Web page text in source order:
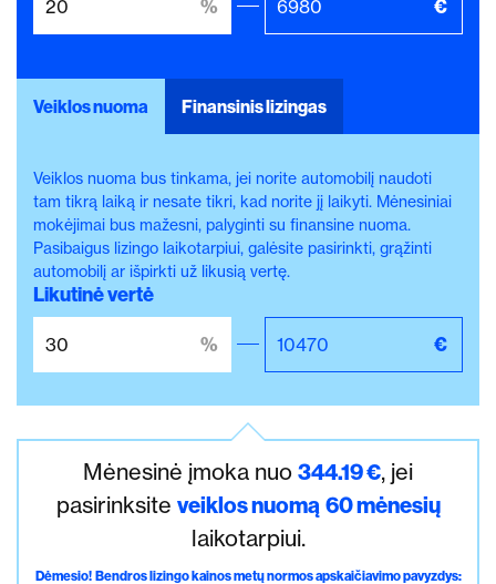
Veiklos nuoma Finansinis lizingas
Veiklos nuoma bus tinkama, jei norite automobilį naudoti
tam tikrą laiką ir nesate tikri, kad norite jį laikyti. Mėnesiniai
mokėjimai bus mažesni, palyginti su finansine nuoma.
Pasibaigus lizingo laikotarpiui, galėsite pasirinkti, grąžinti
automobilį ar išpirkti už likusią vertę.
Likutinė vertė
Mėnesinė įmoka nuo 344.19€, jei
pasirinksite veiklos nuomą 60mėnesių
laikotarpiui.
Dėmesio! Bendros lizingo kainos metų normos apskaičiavimo pavyzdys: